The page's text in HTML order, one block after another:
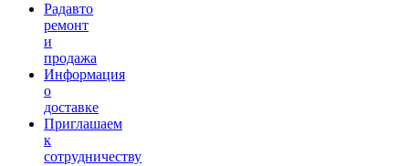
Радавто
ремонт
и
продажа
Информация
о
доставке
Приглашаем
к
сотрудничеству